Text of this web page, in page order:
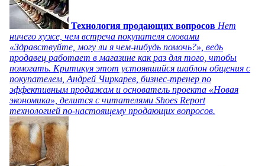
Технология продающих вопросов Нет
ничего хуже, чем встреча покупателя словами
«Здравствуйте, могу ли я чем-нибудь помочь?», ведь
продавец работает в магазине как раз для того, чтобы
помогать. Критикуя этот устоявшийся шаблон общения с
покупателем, Андрей Чиркарев, бизнес-тренер по
эффективным продажам и основатель проекта «Новая
экономика», делится с читателями Shoes Report
технологией по-настоящему продающих вопросов.